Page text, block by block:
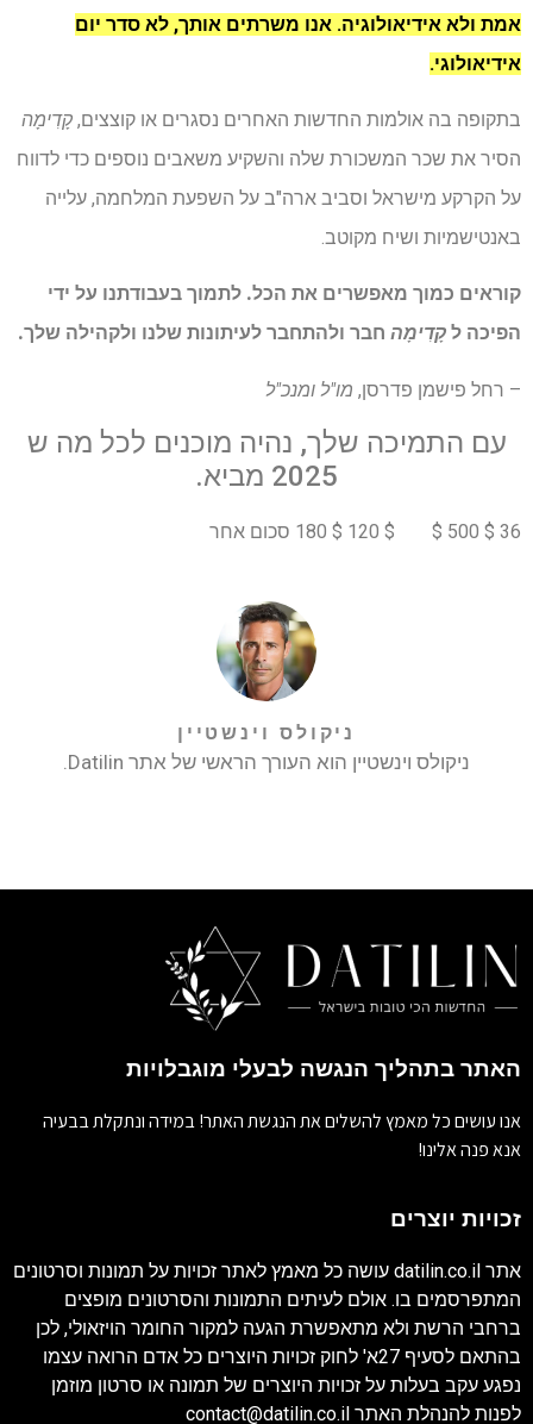
אמת ולא אידיאולוגיה. אנו משרתים אותך, לא סדר יום
אידיאולוגי.
בתקופה בה אולמות החדשות האחרים נסגרים או קוצצים, קָדִימָה
הסיר את שכר המשכורת שלה והשקיע משאבים נוספים כדי לדווח
על הקרקע מישראל וסביב ארה"ב על השפעת המלחמה, עלייה
באנטישמיות ושיח מקוטב.
קוראים כמוך מאפשרים את הכל. לתמוך בעבודתנו על ידי
הפיכה ל קָדִימָה חבר ולהתחבר לעיתונות שלנו ולקהילה שלך.
– רחל פישמן פדרסן, מו"ל ומנכ"ל
עם התמיכה שלך, נהיה מוכנים לכל מה ש
2025 מביא.
36 $ 500 $ $ 120 $ 180 סכום אחר
ניקולס וינשטיין
ניקולס וינשטיין הוא העורך הראשי של אתר Datilin.
האתר בתהליך הנגשה לבעלי מוגבלויות
אנו עושים כל מאמץ להשלים את הנגשת האתר! במידה ונתקלת בבעיה
אנא פנה אלינו!
זכויות יוצרים
אתר datilin.co.il עושה כל מאמץ לאתר זכויות על תמונות וסרטונים
המתפרסמים בו. אולם לעיתים התמונות והסרטונים מופצים
ברחבי הרשת ולא מתאפשרת הגעה למקור החומר הויזאולי, לכן
בהתאם לסעיף 27א' לחוק זכויות היוצרים כל אדם הרואה עצמו
נפגע עקב בעלות על זכויות היוצרים של תמונה או סרטון מוזמן
לפנות להנהלת האתר contact@datilin.co.il